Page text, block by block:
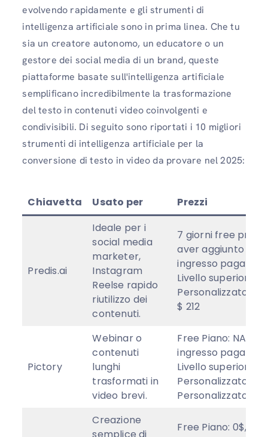
evolvendo rapidamente e gli strumenti di
intelligenza artificiale sono in prima linea. Che tu
sia un creatore autonomo, un educatore o un
gestore dei social media di un brand, queste
piattaforme basate sull'intelligenza artificiale
semplificano incredibilmente la trasformazione
del testo in contenuti video coinvolgenti e
condivisibili. Di seguito sono riportati i 10 migliori
strumenti di intelligenza artificiale per la
conversione di testo in video da provare nel 2025:
Chiavetta Usato per Prezzi
Predis.ai
Ideale per i
social media
marketer,
Instagram
Reelse rapido
riutilizzo dei
contenuti.
7 giorni free
aver aggiunto CC,
ingresso pagato: $
Livello superiore: $
Personalizzato/
$ 212
Pictory
Webinar o
contenuti
lunghi
trasformati in
video brevi.
Free Piano: NA,
ingresso pagato: $
Livello superiore: $
Personalizzato/
Personalizzato
Creazione
semplice di
Free Piano: 0$,